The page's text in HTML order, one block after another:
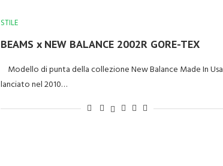
STILE
BEAMS x NEW BALANCE 2002R GORE-TEX
Modello di punta della collezione New Balance Made In Usa
lanciato nel 2010…